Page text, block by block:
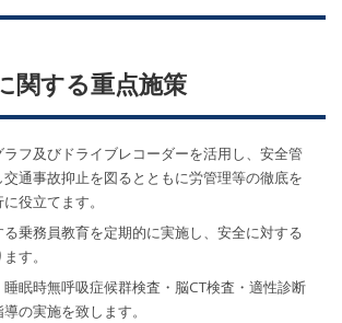
関する重点施策
フ及びドライブレコーダーを活用し、安全管
通事故抑止を図るとともに労管理等の徹底を
役立てます。
乗務員教育を定期的に実施し、安全に対する
す。
眠時無呼吸症候群検査・脳CT検査・適性診断
の実施を致します。